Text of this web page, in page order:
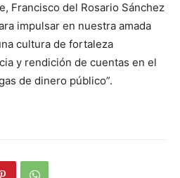
Francisco del Rosario Sánchez
impulsar en nuestra amada
cultura de fortaleza
y rendición de cuentas en el
de dinero público”.